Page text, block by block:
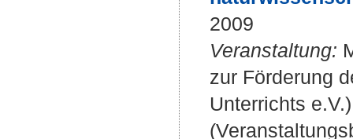
2009
Veranstaltung:
zur Förderung
Unterrichts